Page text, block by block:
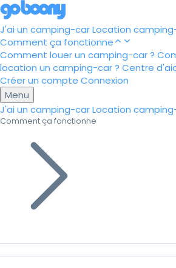
J'ai un camping-carLocation
Comment ça fonctionne
Comment louer un camping-car ?
location un camping-car ? Centre
Créer un compte Connexion
Menu
J'ai un camping-carLocation
Comment ça fonctionne